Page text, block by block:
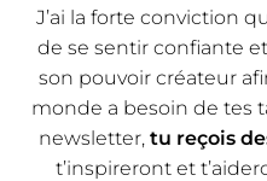
J’ai la forte conviction
de se sentir confiante
son pouvoir créateur
monde a besoin de tes
newsletter, tu reçois
t’inspireront et